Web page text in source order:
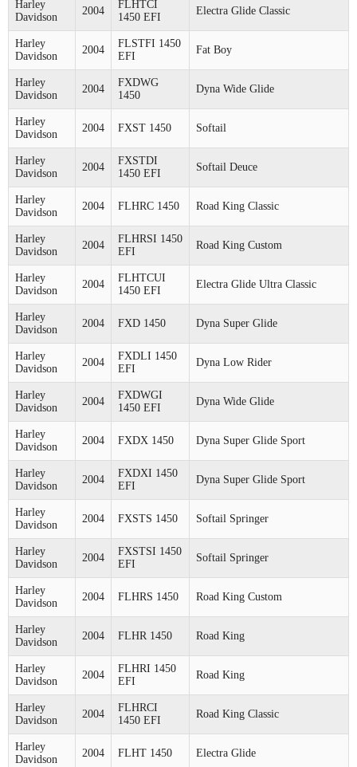
Harley
Davidson
2004
FLHTCI
1450 EFI
Electra Glide Classic
Harley
Davidson
2004
FLSTFI 1450
EFI
Fat Boy
Harley
Davidson
2004
FXDWG
1450
Dyna Wide Glide
Harley
Davidson
2004 FXST 1450 Softail
Harley
Davidson
2004
FXSTDI
1450 EFI
Softail Deuce
Harley
Davidson
2004 FLHRC 1450 Road King Classic
Harley
Davidson
2004
FLHRSI 1450
EFI
Road King Custom
Harley
Davidson
2004
FLHTCUI
1450 EFI
Electra Glide Ultra Classic
Harley
Davidson
2004 FXD 1450 Dyna Super Glide
Harley
Davidson
2004
FXDLI 1450
EFI
Dyna Low Rider
Harley
Davidson
2004
FXDWGI
1450 EFI
Dyna Wide Glide
Harley
Davidson
2004 FXDX 1450 Dyna Super Glide Sport
Harley
Davidson
2004
FXDXI 1450
EFI
Dyna Super Glide Sport
Harley
Davidson
2004 FXSTS 1450 Softail Springer
Harley
Davidson
2004
FXSTSI 1450
EFI
Softail Springer
Harley
Davidson
2004 FLHRS 1450 Road King Custom
Harley
Davidson
2004 FLHR 1450 Road King
Harley
Davidson
2004
FLHRI 1450
EFI
Road King
Harley
Davidson
2004
FLHRCI
1450 EFI
Road King Classic
Harley
Davidson
2004 FLHT 1450 Electra Glide